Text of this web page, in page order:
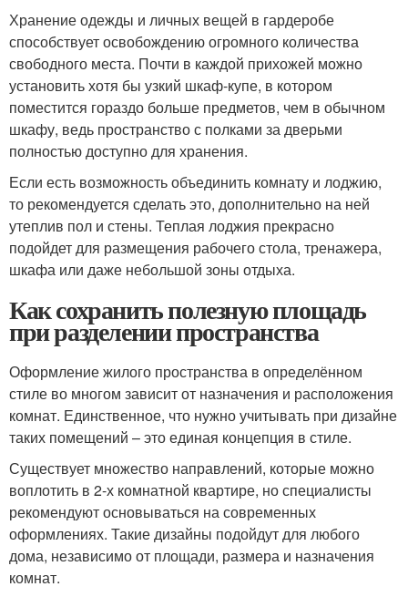
Хранение одежды и личных вещей в гардеробе
способствует освобождению огромного количества
свободного места. Почти в каждой прихожей можно
установить хотя бы узкий шкаф-купе, в котором
поместится гораздо больше предметов, чем в обычном
шкафу, ведь пространство с полками за дверьми
полностью доступно для хранения.
Если есть возможность объединить комнату и лоджию,
то рекомендуется сделать это, дополнительно на ней
утеплив пол и стены. Теплая лоджия прекрасно
подойдет для размещения рабочего стола, тренажера,
шкафа или даже небольшой зоны отдыха.
Как сохранить полезную площадь
при разделении пространства
Оформление жилого пространства в определённом
стиле во многом зависит от назначения и расположения
комнат. Единственное, что нужно учитывать при дизайне
таких помещений – это единая концепция в стиле.
Существует множество направлений, которые можно
воплотить в 2-х комнатной квартире, но специалисты
рекомендуют основываться на современных
оформлениях. Такие дизайны подойдут для любого
дома, независимо от площади, размера и назначения
комнат.